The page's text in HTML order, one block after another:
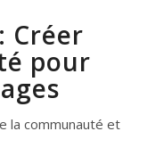
Créer
pour
la communauté et